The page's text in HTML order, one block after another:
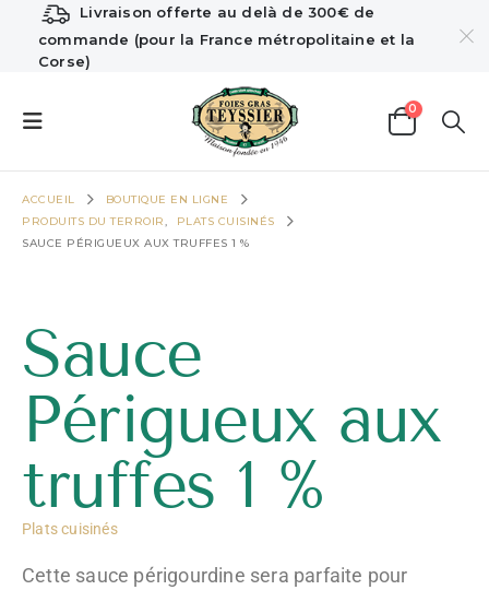
Livraison offerte au delà de 300€ de
commande (pour la France métropolitaine et la
Corse)
0
ACCUEIL
BOUTIQUE EN LIGNE
PRODUITS DU TERROIR,
PLATS CUISINÉS
SAUCE PÉRIGUEUX AUX TRUFFES 1 %
Sauce
Périgueux aux
truffes 1 %
Plats cuisinés
Cette sauce périgourdine sera parfaite pour